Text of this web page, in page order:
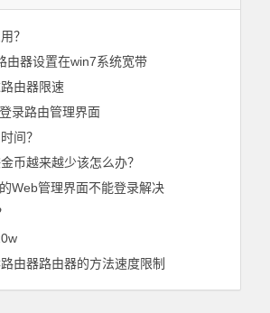
？
由器设置在win7系统宽带
由器限速
录路由管理界面
间？
币越来越少该怎么办？
Web管理界面不能登录解决
由器路由器的方法速度限制